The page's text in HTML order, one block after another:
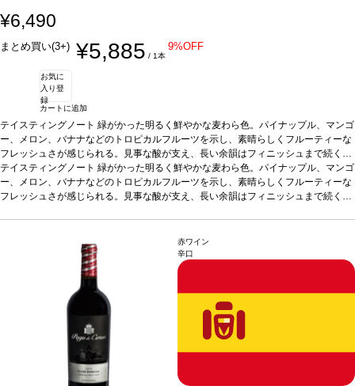
¥6,490
まとめ買い(3+) ¥5,885 / 1本
9%OFF
お気に
入り登
録
カートに追加
テイスティングノート 緑がかった明るく鮮やかな麦わら色。パイナップル、マンゴ
ー、メロン、バナナなどのトロピカルフルーツを示し、素晴らしくフルーティーな
フレッシュさが感じられる。見事な酸が支え、長い余韻はフィニッシュまで続く。
味わいはバランスが取れていて、まろやかで滑らかな酸味を持つ。 合う料理カル
パッチョ、貝類、蒸し魚やグリル魚、パテ、チーズ、チキン、野菜のテリーヌ、サ
ラダ、タパスや前菜などと好相性。葡萄品種 シャルドネ 100%*本ヴィンテージが
テイスティングノート 緑がかった明るく鮮やかな麦わら色。パイナップル、マンゴ
ー、メロン、バナナなどのトロピカルフルーツを示し、素晴らしくフルーティーな
フレッシュさが感じられる。見事な酸が支え、長い余韻はフィニッシュまで続く。
葡萄品種 シャルドネ 100%
在庫切れの場合、在庫があり価格が同様の場合は自動的に次のヴィンテージに変更
されます、ご了承ください。
赤ワイン
辛口